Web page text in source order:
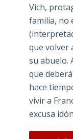
Vich,
familia, no
que volver
su abuelo.
que
hace
vivir a
excusa